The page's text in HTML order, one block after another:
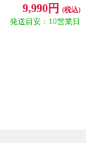
9,990円 (税込)
発送目安：10営業日